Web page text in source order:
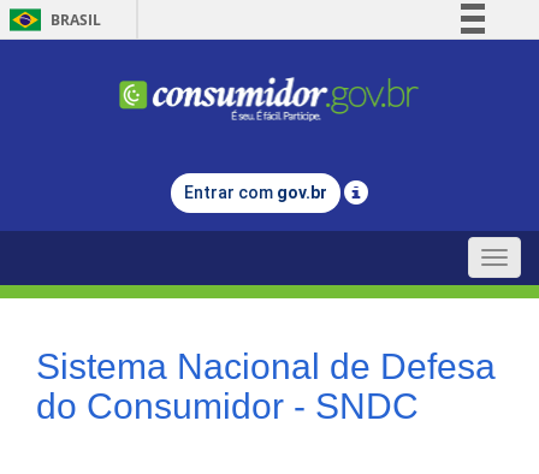
BRASIL
Comunica BR
Legislação
Entrar com gov.br
Toggle
Sistema Nacional de Defesa
do Consumidor - SNDC